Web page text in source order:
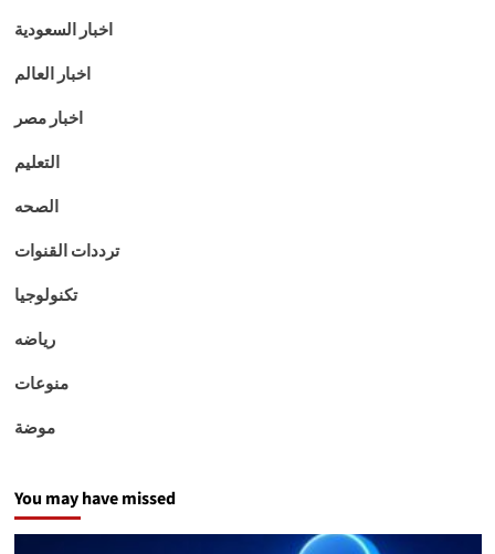
اخبار السعودية
اخبار العالم
اخبار مصر
التعليم
الصحه
ترددات القنوات
تكنولوجيا
رياضه
منوعات
موضة
You may have missed